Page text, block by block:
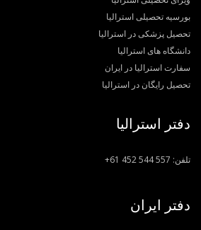
بورسیه تحصیلی استرالیا
تحصیل پزشکی در استرالیا
دانشگاه های استرالیا
سفارت استرالیا در ایران
تحصیل رایگان در استرالیا
دفتر استرالیا
تلفن: +61 452 544 557
دفتر ایران